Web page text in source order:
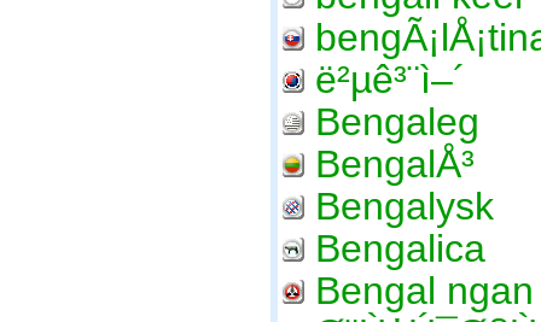
ë²µê³¨ì–´
Bengaleg
BengalÅ³
Bengalysk
Bengalica
Bengal